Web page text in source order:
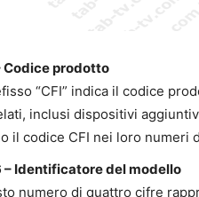
Codice prodotto
“CFI” indica il codice
inclusi dispositivi
il codice CFI nei loro numeri
– Identificatore del modello
numero di quattro cifre